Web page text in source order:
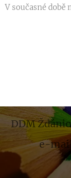
V současné
DDM
e-